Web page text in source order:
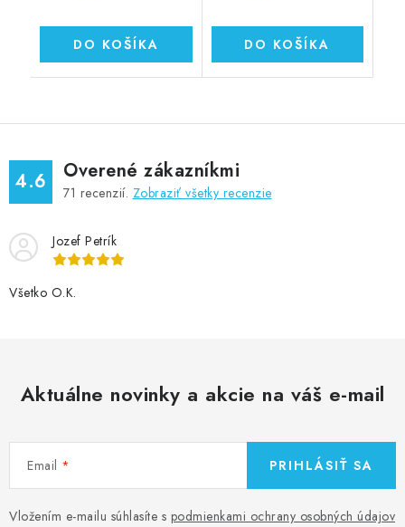
DO KOŠÍKA DO KOŠÍKA
4.6 Overené zákazníkmi
71 recenzií. Zobraziť všetky recenzie
Jozef Petrík
Všetko O.K.
Aktuálne novinky a akcie na váš e-mail
Email
Vložením e-mailu súhlasíte s podmienkami ochrany osobných údajov
PRIHLÁSIŤ SA